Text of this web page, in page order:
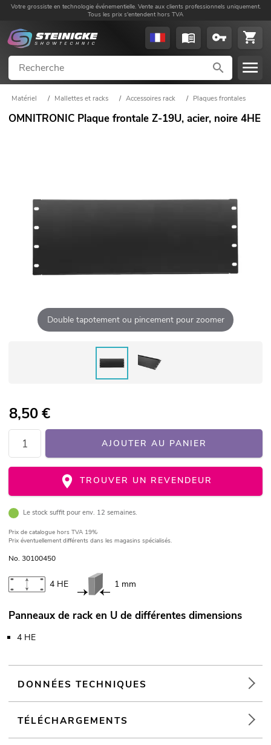
Votre grossiste en technologie événementielle. Vente aux clients professionnels uniquement.
Tous les prix s'entendent hors TVA
Matériel / Mallettes et racks / Accessoires rack / Plaques frontales
OMNITRONIC Plaque frontale Z-19U, acier, noire 4HE
Double tapotement ou pincement pour zoomer
8,50€
AJOUTER AU PANIER
TROUVER UN REVENDEUR
Le stock suffit pour env. 12 semaines.
Prix de catalogue hors TVA 19%
Prix éventuellement différents dans les magasins spécialisés.
No. 30100450
4 HE 1 mm
Panneaux de rack en U de différentes dimensions
4 HE
DONNÉES TECHNIQUES
TÉLÉCHARGEMENTS